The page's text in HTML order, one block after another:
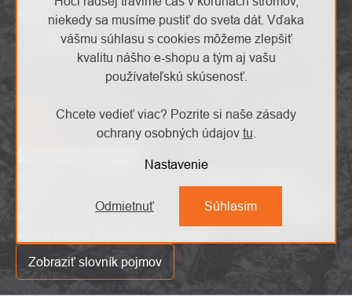
niekedy sa musíme pustiť do sveta dát. Vďaka
vášmu súhlasu s cookies môžeme zlepšiť
kvalitu nášho e-shopu a tým aj vašu
používateľskú skúsenosť.
Chcete vedieť viac? Pozrite si naše zásady
ochrany osobných údajov tu
Nastavenie
Odmietnuť Súhlasím
Zaujíma ma to
technickými termínmi. Učte sa a porozumite s pohodlím
Zobraziť slovník pojmov